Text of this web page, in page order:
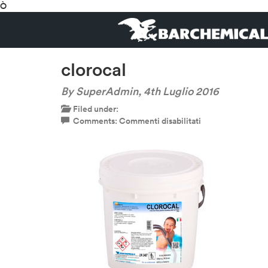
Ò
clorocal
By SuperAdmin, 4th Luglio 2016
Filed under:
Comments: Commenti disabilitati